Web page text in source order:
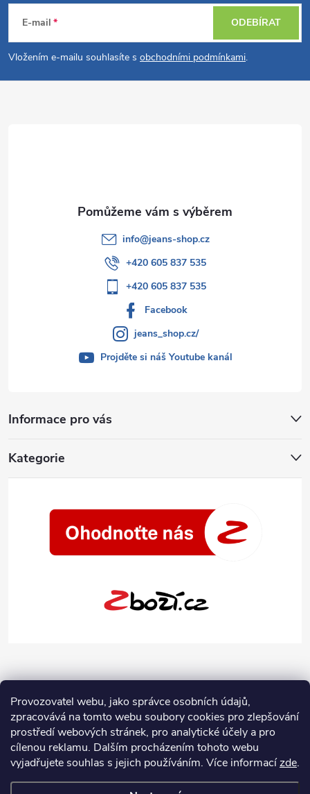
Provozovatel webu, jako správce osobních údajů,
zpracovává na tomto webu soubory cookies pro zlepšování
prostředí webových stránek, pro analytické účely a pro
cílenou reklamu. Dalším procházením tohoto webu
vyjadřujete souhlas s jejich používáním. Více informacízde.
p
a
E-mail
Vložením e-mailu souhlasíte s obchodními podmínkami.
ODEBÍRAT
Informace pro vás
Kategorie
info@jeans-shop.cz
+420 605 837 535
+420 605 837 535
Facebook
jeans_shop.cz/
Projděte si náš Youtube kanál